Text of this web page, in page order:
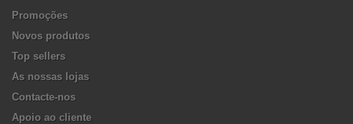
Promoções
Novos produtos
Top sellers
As nossas lojas
Contacte-nos
Apoio ao cliente